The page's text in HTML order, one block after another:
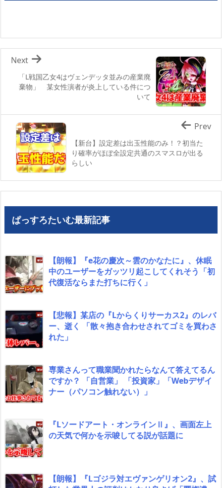
「L戦国乙女4はヴェンデッタ並みの産業廃
棄物」 某女性演者が炎上している件につ
いて
Next
【新台】設定差は出玉性能のみ！？初当た
り確率がほぼ全設定共通のスマスロが出る
らしい
Prev
ぱっすろたいむ最新記事
【朗報】『e花の慶次～雲のかなたに』、休眠
中のユーザーをガッツリ起こしてくれそう「初
代復活ならまた打ちに行く」
【悲報】某店の『Lからくりサーカス2』のレバ
ー、逝く 「散々抱き合わせされてゴミを買わさ
れた」
専業さんって職業聞かれたらなんて答えてるん
ですか？ 「自営業」 「投資家」「Webデザイ
ナー（パソコン触れない）」
『Lソードアート・オンラインⅡ』、画面左上
の天気で何かを示唆してる説が話題に
【朗報】『Lゴジラ対エヴァンゲリオン2』、試